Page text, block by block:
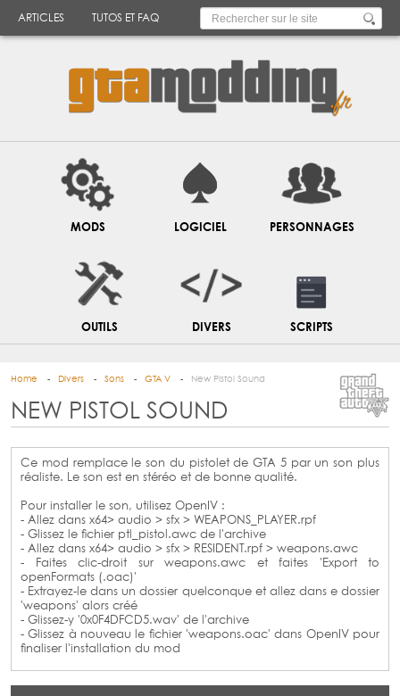
ARTICLES TUTOS ET FAQ
MODS LOGICIEL PERSONNAGES
OUTILS DIVERS SCRIPTS
Home Divers Sons GTA V New Pistol Sound
NEW PISTOL SOUND
Ce mod remplace le son du pistolet de GTA 5 par un son plus
réaliste. Le son est en stéréo et de bonne qualité.
Pour installer le son, utilisez OpenIV :
- Allez dans x64> audio > sfx > WEAPONS_PLAYER.rpf
- Glissez le fichier ptl_pistol.awc de l'archive
- Allez dans x64> audio > sfx > RESIDENT.rpf > weapons.awc
- Faites clic-droit sur weapons.awc et faites 'Export to
openFormats (.oac)'
- Extrayez-le dans un dossier quelconque et allez dans e dossier
'weapons' alors créé
- Glissez-y '0x0F4DFCD5.wav' de l'archive
- Glissez à nouveau le fichier 'weapons.oac' dans OpenIV pour
finaliser l'installation du mod